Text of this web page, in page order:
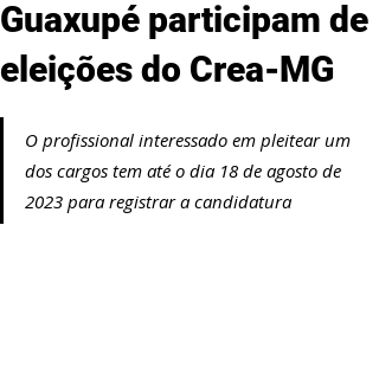
Guaxupé participam de
eleições do Crea-MG
O profissional interessado em pleitear um
dos cargos tem até o dia 18 de agosto de
2023 para registrar a candidatura